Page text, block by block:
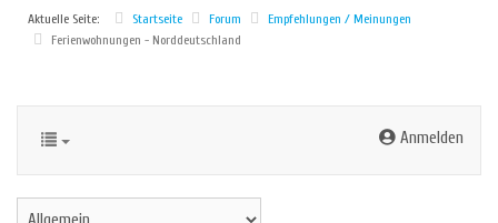
Aktuelle Seite: Startseite Forum
Empfehlungen / Meinungen
Ferienwohnungen - Norddeutschland
Anmelden